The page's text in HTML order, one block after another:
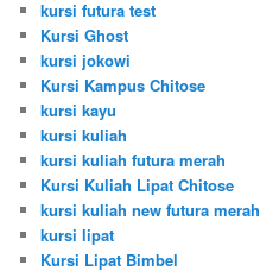
kursi futura test
Kursi Ghost
kursi jokowi
Kursi Kampus Chitose
kursi kayu
kursi kuliah
kursi kuliah futura merah
Kursi Kuliah Lipat Chitose
kursi kuliah new futura merah
kursi lipat
Kursi Lipat Bimbel